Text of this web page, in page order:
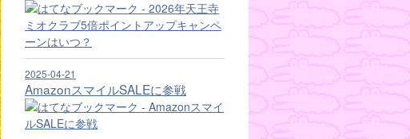
2025-04-21
AmazonスマイルSALEに参戦